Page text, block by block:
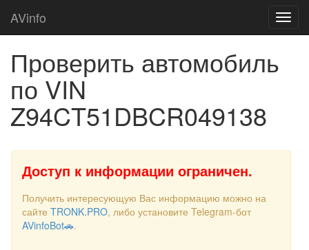
AVinfo
Проверить автомобиль
по VIN
Z94CT51DBCR049138
Доступ к информации ограничен.
Получить интересующую Вас информацию можно на
сайте TRONK.PRO, либо установите Telegram-бот
AVinfoBot🚗.